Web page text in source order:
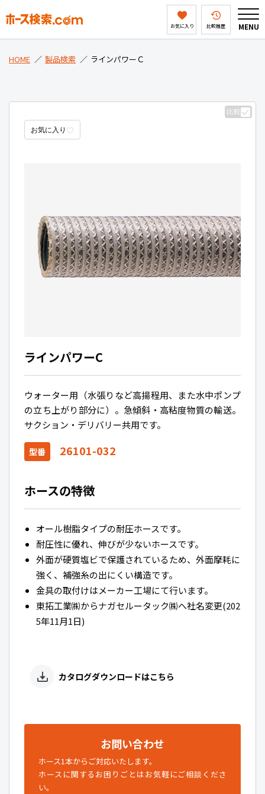
お気に入り 比較履歴 MENU
HOME
ホース検索ドットコムとは
HOME 製品検索 ラインパワーＣ
比較
お気に入り
ラインパワーC
ウォーター用（水張りなど高揚程用、また水中ポンプ
の立ち上がり部分に）。急傾斜・高粘度物質の輸送。
サクション・デリバリー共用です。
型番 26101-032
ホースの特徴
オール樹脂タイプの耐圧ホースです。
耐圧性に優れ、伸びが少ないホースです。
外面が硬質塩ビで保護されているため、外面摩耗に
強く、補強糸の出にくい構造です。
金具の取付けはメーカー工場にて行います。
東拓工業㈱からナガセルータック㈱へ社名変更(202
5年11月1日)
カタログダウンロードはこちら
お問い合わせ
ホース1本からご対応いたします。
ホースに関するお困りごとはお気軽にご相談くださ
い。